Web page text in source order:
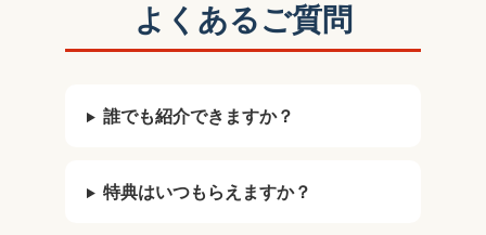
よくあるご質問
誰でも紹介できますか？
特典はいつもらえますか？